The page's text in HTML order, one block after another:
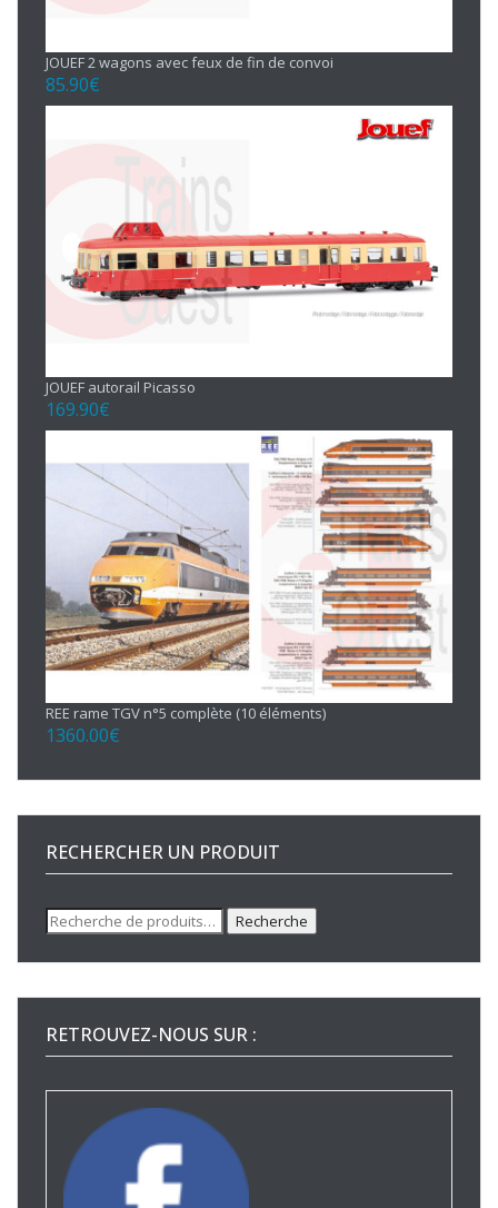
JOUEF 2 wagons avec feux de fin de convoi
85.90€
JOUEF autorail Picasso
169.90€
REE rame TGV n°5 complète (10 éléments)
1360.00€
RECHERCHER UN PRODUIT
Recherche
pour :
Recherche
RETROUVEZ-NOUS SUR :